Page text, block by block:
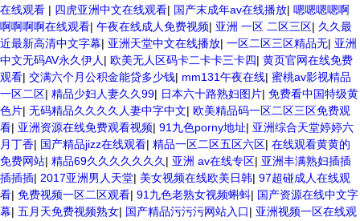
在线观看 | 四虎亚洲中文在线观看| 国产末成年av在线播放| 嗯嗯嗯嗯啊
啊啊啊啊在线观看| 午夜在线成人免费视频| 亚洲 一区 二区三区| 久久最
近最新高清中文字幕| 亚洲天堂中文在线播放| 一区二区三区精品无| 亚洲
中文无码AV永久伊人 | 欧美无人区码卡二卡卡三卡四| 黄页官网在线免费
观看| 交满六个月公积金能贷多少钱| mm131午夜在线| 蜜桃av影视精品
一区二区| 精品少妇人妻久久99| 日本六十路熟妇图片| 免费看中国特级黄
色片| 无码精品久久久久人妻中字中文| 欧美精品码一区二区三区免费观
看| 亚洲资源在线免费观看视频| 91九色porny地址| 亚洲综合天堂婷婷六
月丁香| 国产精品jizz在线观看| 精品一区二区五区六区| 在线观看黄黄的
免费网站| 精品69久久久久久久久 | 亚洲 av在线专区| 亚洲丰满熟妇插插
插插插| 2017亚洲男人天堂| 美女视频在线欧美日韩| 97超碰成人在线观
看| 免费视频一区二区观看| 91九色老熟女视频蝌蚪| 国产资源在线中文字
幕| 五月天免费视频熟女| 国产精品污污污网站入口| 亚洲视频一区在线观